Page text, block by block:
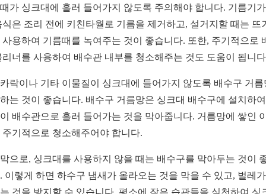
가 싱크대에 흘러 들어가지 않도록 주의해야 합니다. 기름기
식은 조리 전에 키친타월로 기름을 제거하고, 설거지할 때는 뜨
사용하여 기름때를 녹여주는 것이 좋습니다. 또한, 주기적으로
리너를 사용하여 배수관 내부를 청소해주는 것도 도움이 됩니
락이나 기타 이물질이 싱크대에 들어가지 않도록 배수구 거름
는 것이 좋습니다. 배수구 거름망은 싱크대 배수구에 설치하
배수관으로 흘러 들어가는 것을 막아줍니다. 거름망에 쌓인
주기적으로 청소해주어야 합니다.
으로, 싱크대를 사용하지 않을 때는 배수구를 막아두는 것이
이렇게 하면 하수구 냄새가 올라오는 것을 막을 수 있고, 벌레
것을 방지할 수 있습니다. 평소에 작은 습관들을 실천하여 싱